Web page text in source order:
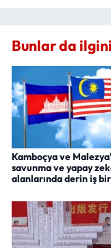
Bunlar da
Kamboçya ve
savunma ve yapay
alanlarında derin iş